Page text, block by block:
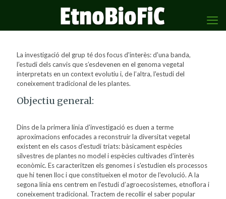
La investigació del grup té dos focus d'interès: d'una banda,
l’estudi dels canvis que s’esdevenen en el genoma vegetal
interpretats en un context evolutiu i, de l’altra, l'estudi del
coneixement tradicional de les plantes.
Objectiu general:
Dins de la primera línia d'investigació es duen a terme
aproximacions enfocades a reconstruir la diversitat vegetal
existent en els casos d'estudi triats: bàsicament espècies
silvestres de plantes no model i espècies cultivades d'interès
econòmic. Es caracteritzen els genomes i s'estudien els processos
que hi tenen lloc i que constitueixen el motor de l'evolució. A la
segona línia ens centrem en l'estudi d’agroecosistemes, etnoflora i
coneixement tradicional. Tractem de recollir el saber popular